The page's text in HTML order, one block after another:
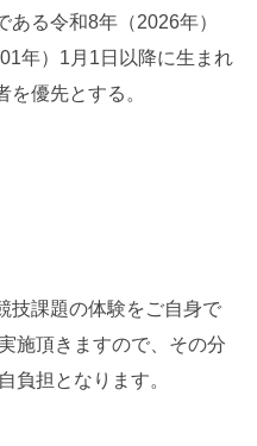
ある令和8年（2026年）
年）1月1日以降に生まれ
優先とする。
技課題の体験をご自身で
施頂きますので、その分
負担となります。